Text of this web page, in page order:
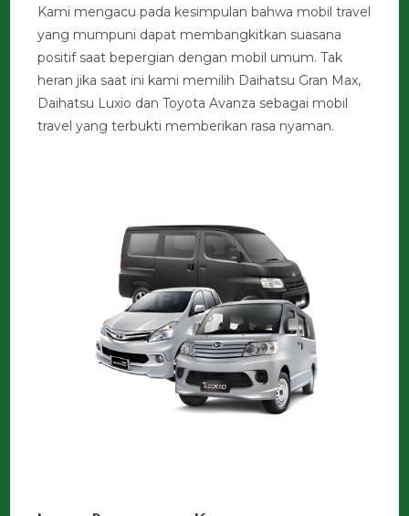
Kami mengacu pada kesimpulan bahwa mobil travel
yang mumpuni dapat membangkitkan suasana
positif saat bepergian dengan mobil umum. Tak
heran jika saat ini kami memilih Daihatsu Gran Max,
Daihatsu Luxio dan Toyota Avanza sebagai mobil
travel yang terbukti memberikan rasa nyaman.